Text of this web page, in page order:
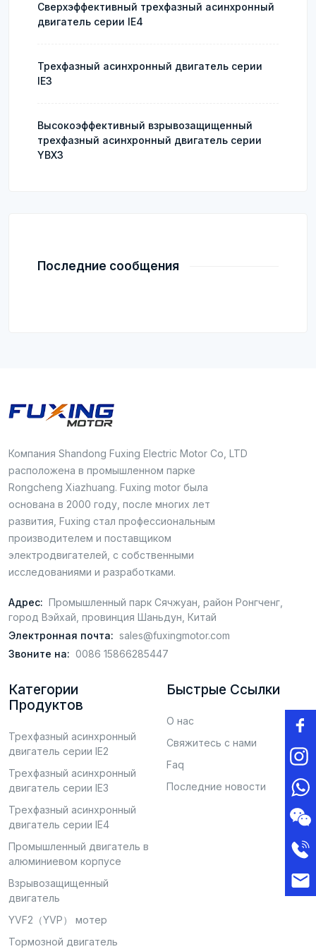
Сверхэффективный трехфазный асинхронный
двигатель серии IE4
Трехфазный асинхронный двигатель серии
IE3
Высокоэффективный взрывозащищенный
трехфазный асинхронный двигатель серии
YBX3
Последние сообщения
Компания Shandong Fuxing Electric Motor Co, LTD
расположена в промышленном парке
Rongcheng Xiazhuang. Fuxing motor была
основана в 2000 году, после многих лет
развития, Fuxing стал профессиональным
производителем и поставщиком
электродвигателей, с собственными
исследованиями и разработками.
Адрес: Промышленный парк Сячжуан, район Ронгченг,
город Вэйхай, провинция Шаньдун, Китай
Электронная почта: sales@fuxingmotor.com
Звоните на: 0086 15866285447
Категории
Продуктов
Трехфазный асинхронный
двигатель серии IE2
Трехфазный асинхронный
двигатель серии IE3
Трехфазный асинхронный
двигатель серии IE4
Промышленный двигатель в
алюминиевом корпусе
Взрывозащищенный
двигатель
YVF2（YVP） мотер
Тормозной двигатель
Быстрые Ссылки
О нас
Свяжитесь с нами
Faq
Последние новости